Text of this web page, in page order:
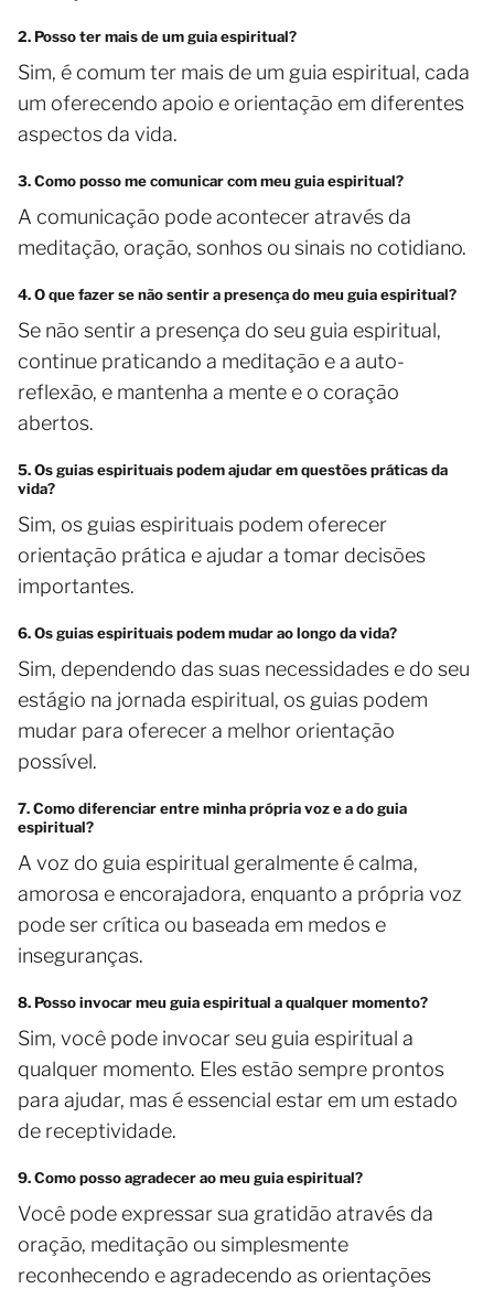
2. Posso ter mais de um guia espiritual?
Sim, é comum ter mais de um guia espiritual, cada
um oferecendo apoio e orientação em diferentes
aspectos da vida.
3. Como posso me comunicar com meu guia espiritual?
A comunicação pode acontecer através da
meditação, oração, sonhos ou sinais no cotidiano.
4. O que fazer se não sentir a presença do meu guia espiritual?
Se não sentir a presença do seu guia espiritual,
continue praticando a meditação e a auto-
reflexão, e mantenha a mente e o coração
abertos.
5. Os guias espirituais podem ajudar em questões práticas da
vida?
Sim, os guias espirituais podem oferecer
orientação prática e ajudar a tomar decisões
importantes.
6. Os guias espirituais podem mudar ao longo da vida?
Sim, dependendo das suas necessidades e do seu
estágio na jornada espiritual, os guias podem
mudar para oferecer a melhor orientação
possível.
7. Como diferenciar entre minha própria voz e a do guia
espiritual?
A voz do guia espiritual geralmente é calma,
amorosa e encorajadora, enquanto a própria voz
pode ser crítica ou baseada em medos e
inseguranças.
8. Posso invocar meu guia espiritual a qualquer momento?
Sim, você pode invocar seu guia espiritual a
qualquer momento. Eles estão sempre prontos
para ajudar, mas é essencial estar em um estado
de receptividade.
9. Como posso agradecer ao meu guia espiritual?
Você pode expressar sua gratidão através da
oração, meditação ou simplesmente
reconhecendo e agradecendo as orientações